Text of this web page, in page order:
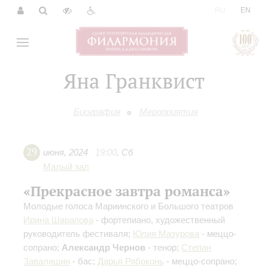
EN
Яна Гранквист
Биография Мероприятия
29 июня, 2024 19:00, Сб
Малый зал
«Прекрасное завтра романса»
Молодые голоса Мариинского и Большого театров
Ирина Шарапова - фортепиано, художественный
руководитель фестиваля; Юлия Мазурова - меццо-
сопрано; Александр Чернов - тенор; Степан
Завалишин - бас; Дарья Рябоконь - меццо-сопрано;